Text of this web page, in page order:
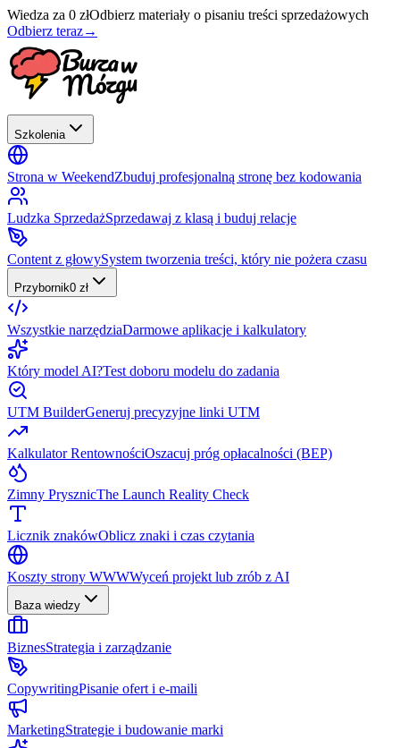
Wiedza za 0 złOdbierz materiały o pisaniu treści sprzedażowych
Odbierz teraz→
Szkolenia
Strona w WeekendZbuduj profesjonalną stronę bez kodowania
Ludzka SprzedażSprzedawaj z klasą i buduj relacje
Content z głowySystem tworzenia treści, który nie pożera czasu
Przybornik0 zł
Wszystkie narzędziaDarmowe aplikacje i kalkulatory
Który model AI?Test doboru modelu do zadania
UTM BuilderGeneruj precyzyjne linki UTM
Kalkulator RentownościOszacuj próg opłacalności (BEP)
Zimny PrysznicThe Launch Reality Check
Licznik znakówOblicz znaki i czas czytania
Koszty strony WWWWyceń projekt lub zrób z AI
Baza wiedzy
BiznesStrategia i zarządzanie
CopywritingPisanie ofert i e-maili
MarketingStrategie i budowanie marki